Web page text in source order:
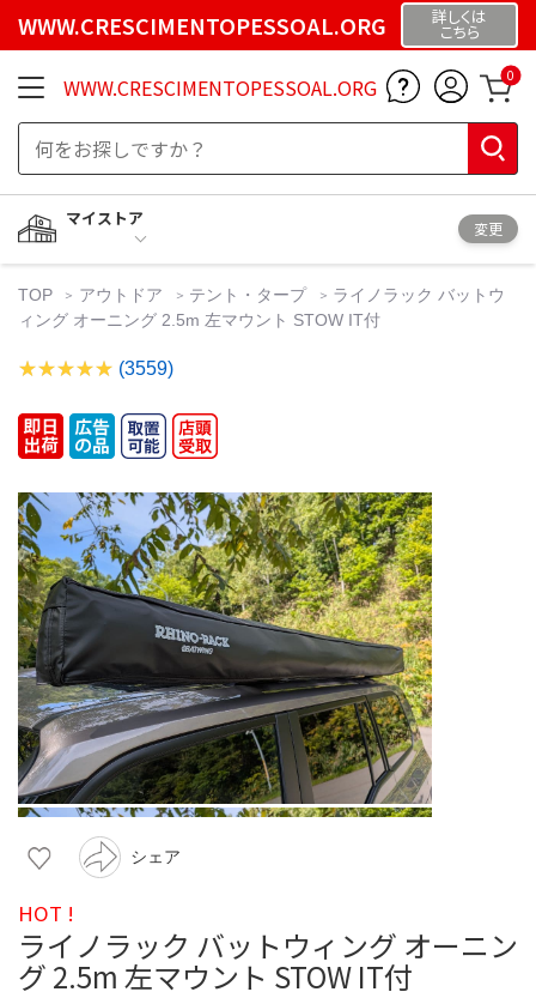
WWW.CRESCIMENTOPESSOAL.ORG 詳しくは
こちら
WWW.CRESCIMENTOPESSOAL.ORG 0
マイストア
変更
TOP アウトドア テント・タープ
ライノラック バットウ
ィング オーニング 2.5m 左マウント STOW IT付
(3559)
シェア
HOT !
ライノラック バットウィング オーニン
グ 2.5m 左マウント STOW IT付